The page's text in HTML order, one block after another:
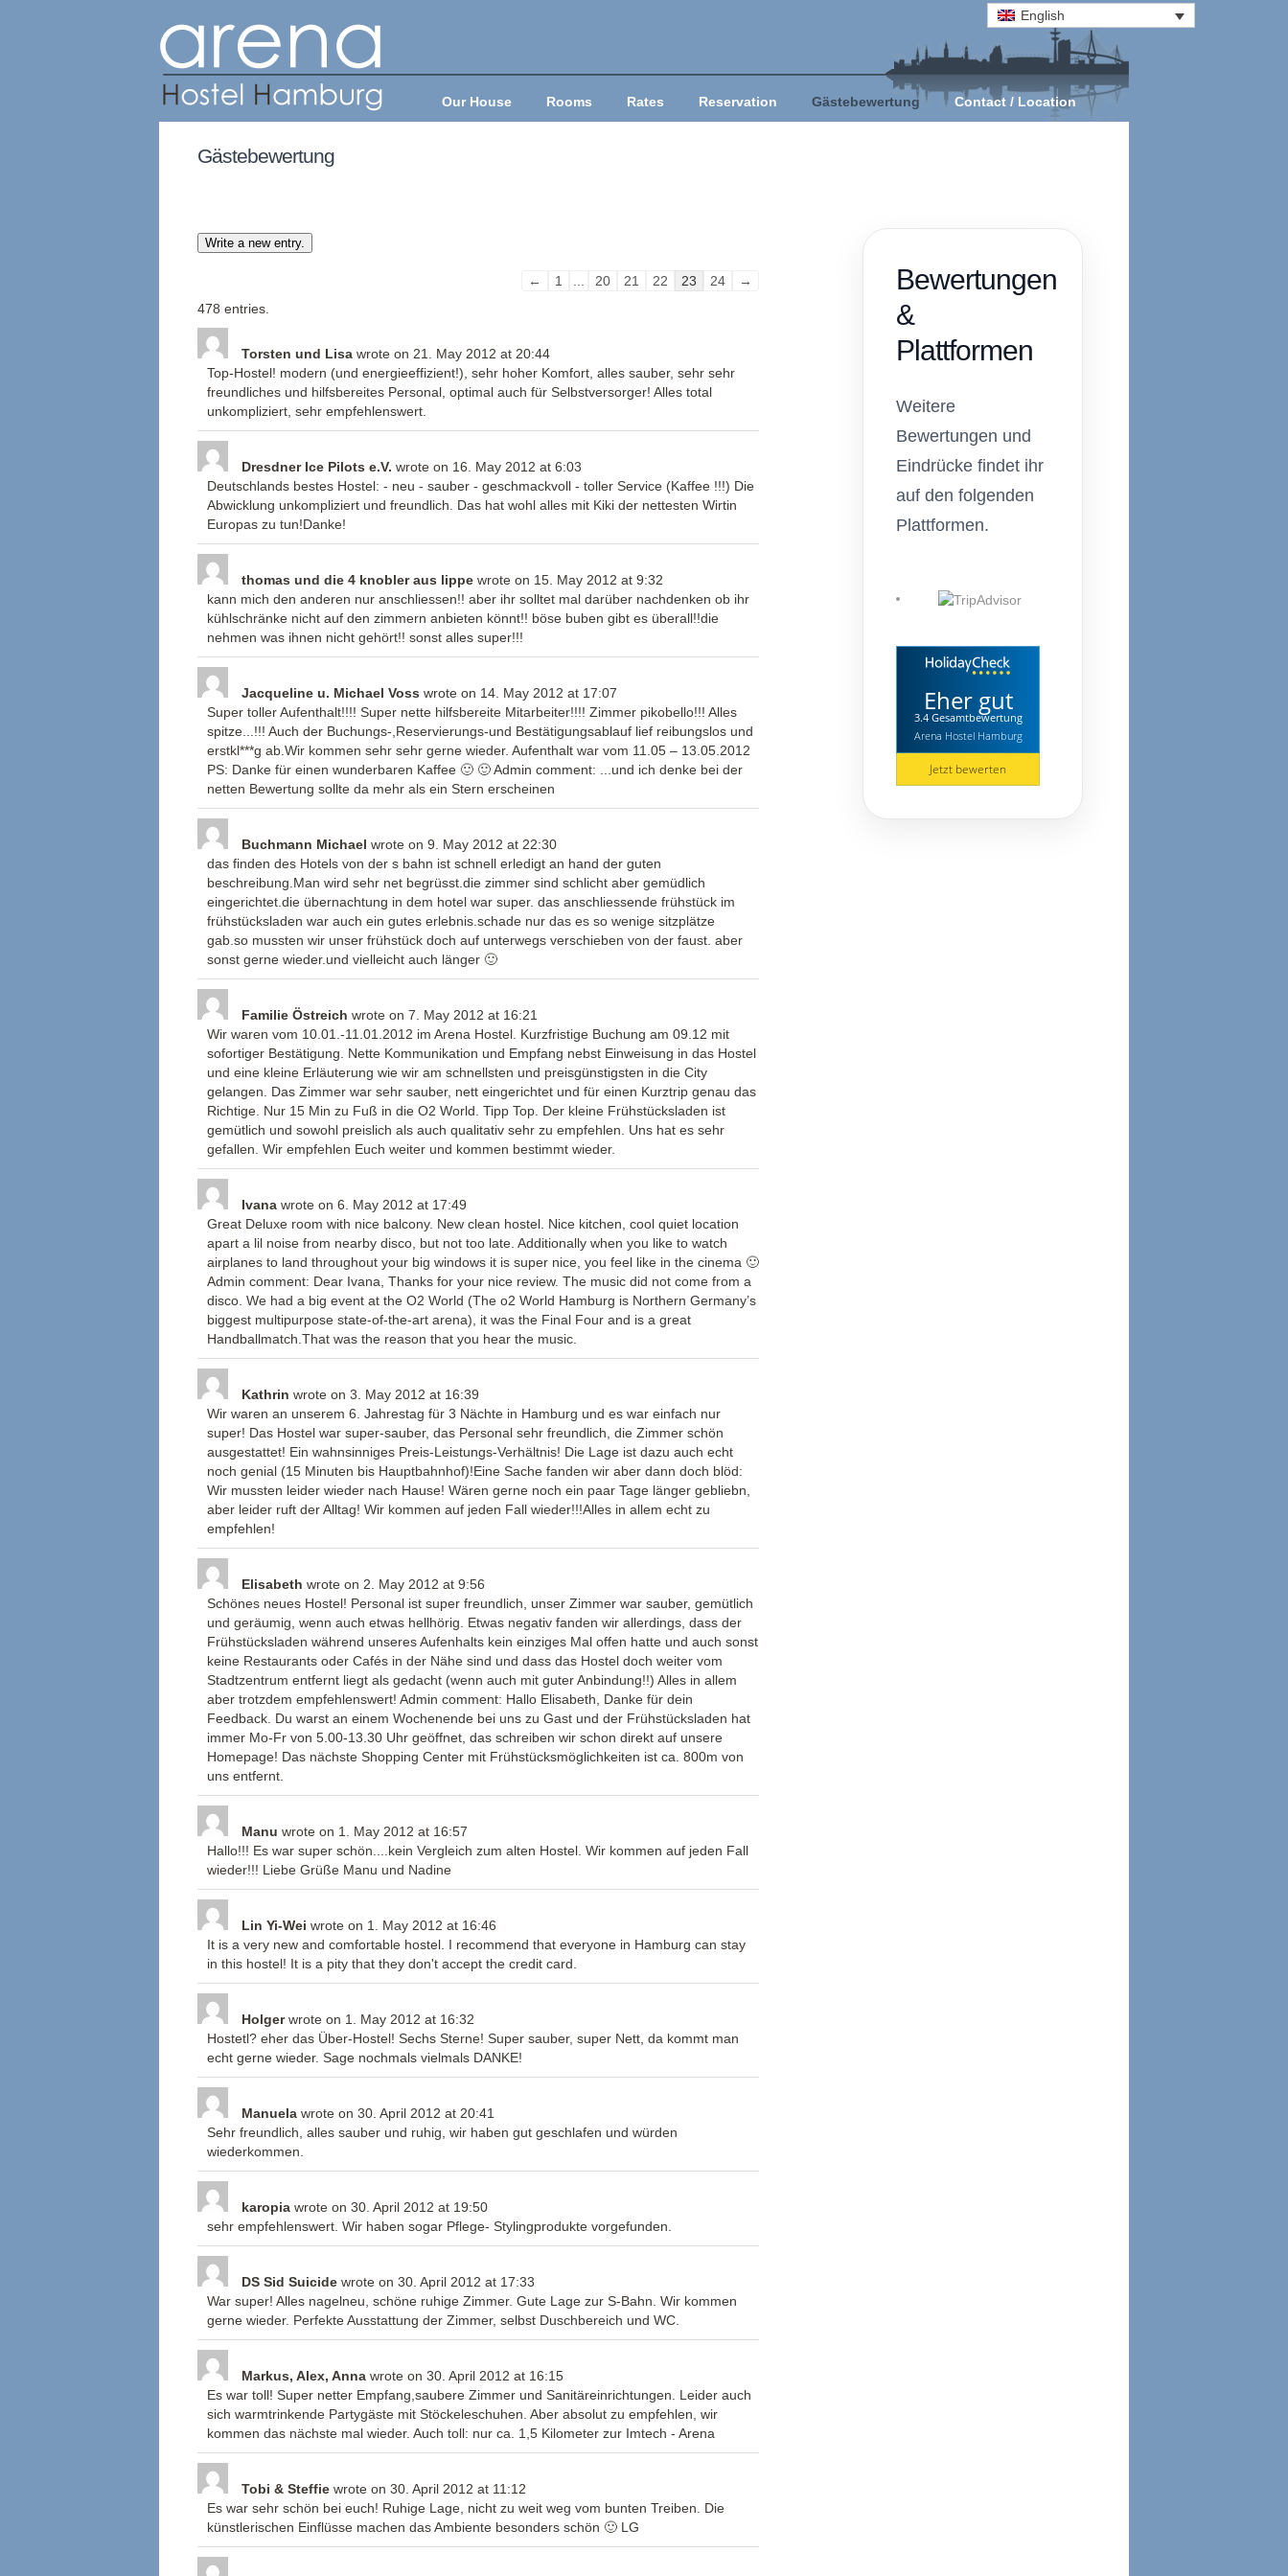
English
Our House Rooms Rates Reservation Gästebewertung Contact / Location
Gästebewertung
Guestbook
← 1 20 21 22 23 24
→
478 entries.
Torsten und Lisa wrote on 21. May 2012 at 20:44
Top-Hostel! modern (und energieeffizient!), sehr hoher Komfort, alles sauber, sehr sehr
freundliches und hilfsbereites Personal, optimal auch für Selbstversorger! Alles total
unkompliziert, sehr empfehlenswert.
Dresdner Ice Pilots e.V. wrote on 16. May 2012 at 6:03
Deutschlands bestes Hostel: - neu - sauber - geschmackvoll - toller Service (Kaffee !!!) Die
Abwicklung unkompliziert und freundlich. Das hat wohl alles mit Kiki der nettesten Wirtin
Europas zu tun!Danke!
thomas und die 4 knobler aus lippe wrote on 15. May 2012 at 9:32
kann mich den anderen nur anschliessen!! aber ihr solltet mal darüber nachdenken ob ihr
kühlschränke nicht auf den zimmern anbieten könnt!! böse buben gibt es überall!!die
nehmen was ihnen nicht gehört!! sonst alles super!!!
Jacqueline u. Michael Voss wrote on 14. May 2012 at 17:07
Super toller Aufenthalt!!!! Super nette hilfsbereite Mitarbeiter!!!! Zimmer pikobello!!! Alles
spitze...!!! Auch der Buchungs-,Reservierungs-und Bestätigungsablauf lief reibungslos und
erstkl***g ab.Wir kommen sehr sehr gerne wieder. Aufenthalt war vom 11.05 – 13.05.2012
PS: Danke für einen wunderbaren Kaffee 🙂 🙂 Admin comment: ...und ich denke bei der
netten Bewertung sollte da mehr als ein Stern erscheinen
Buchmann Michael wrote on 9. May 2012 at 22:30
das finden des Hotels von der s bahn ist schnell erledigt an hand der guten
beschreibung.Man wird sehr net begrüsst.die zimmer sind schlicht aber gemüdlich
eingerichtet.die übernachtung in dem hotel war super. das anschliessende frühstück im
frühstücksladen war auch ein gutes erlebnis.schade nur das es so wenige sitzplätze
gab.so mussten wir unser frühstück doch auf unterwegs verschieben von der faust. aber
sonst gerne wieder.und vielleicht auch länger 🙂
Familie Östreich wrote on 7. May 2012 at 16:21
Wir waren vom 10.01.-11.01.2012 im Arena Hostel. Kurzfristige Buchung am 09.12 mit
sofortiger Bestätigung. Nette Kommunikation und Empfang nebst Einweisung in das Hostel
und eine kleine Erläuterung wie wir am schnellsten und preisgünstigsten in die City
gelangen. Das Zimmer war sehr sauber, nett eingerichtet und für einen Kurztrip genau das
Richtige. Nur 15 Min zu Fuß in die O2 World. Tipp Top. Der kleine Frühstücksladen ist
gemütlich und sowohl preislich als auch qualitativ sehr zu empfehlen. Uns hat es sehr
gefallen. Wir empfehlen Euch weiter und kommen bestimmt wieder.
Ivana wrote on 6. May 2012 at 17:49
Great Deluxe room with nice balcony. New clean hostel. Nice kitchen, cool quiet location
apart a lil noise from nearby disco, but not too late. Additionally when you like to watch
airplanes to land throughout your big windows it is super nice, you feel like in the cinema 🙂
Admin comment: Dear Ivana, Thanks for your nice review. The music did not come from a
disco. We had a big event at the O2 World (The o2 World Hamburg is Northern Germany’s
biggest multipurpose state-of-the-art arena), it was the Final Four and is a great
Handballmatch.That was the reason that you hear the music.
Kathrin wrote on 3. May 2012 at 16:39
Wir waren an unserem 6. Jahrestag für 3 Nächte in Hamburg und es war einfach nur
super! Das Hostel war super-sauber, das Personal sehr freundlich, die Zimmer schön
ausgestattet! Ein wahnsinniges Preis-Leistungs-Verhältnis! Die Lage ist dazu auch echt
noch genial (15 Minuten bis Hauptbahnhof)!Eine Sache fanden wir aber dann doch blöd:
Wir mussten leider wieder nach Hause! Wären gerne noch ein paar Tage länger gebliebn,
aber leider ruft der Alltag! Wir kommen auf jeden Fall wieder!!!Alles in allem echt zu
empfehlen!
Elisabeth wrote on 2. May 2012 at 9:56
Schönes neues Hostel! Personal ist super freundlich, unser Zimmer war sauber, gemütlich
und geräumig, wenn auch etwas hellhörig. Etwas negativ fanden wir allerdings, dass der
Frühstücksladen während unseres Aufenhalts kein einziges Mal offen hatte und auch sonst
keine Restaurants oder Cafés in der Nähe sind und dass das Hostel doch weiter vom
Stadtzentrum entfernt liegt als gedacht (wenn auch mit guter Anbindung!!) Alles in allem
aber trotzdem empfehlenswert! Admin comment: Hallo Elisabeth, Danke für dein
Feedback. Du warst an einem Wochenende bei uns zu Gast und der Frühstücksladen hat
immer Mo-Fr von 5.00-13.30 Uhr geöffnet, das schreiben wir schon direkt auf unsere
Homepage! Das nächste Shopping Center mit Frühstücksmöglichkeiten ist ca. 800m von
uns entfernt.
Manu wrote on 1. May 2012 at 16:57
Hallo!!! Es war super schön....kein Vergleich zum alten Hostel. Wir kommen auf jeden Fall
wieder!!! Liebe Grüße Manu und Nadine
Lin Yi-Wei wrote on 1. May 2012 at 16:46
It is a very new and comfortable hostel. I recommend that everyone in Hamburg can stay
in this hostel! It is a pity that they don't accept the credit card.
Holgerwrote on 1. May 2012 at 16:32
Hostetl? eher das Über-Hostel! Sechs Sterne! Super sauber, super Nett, da kommt man
echt gerne wieder. Sage nochmals vielmals DANKE!
Manuela wrote on 30. April 2012 at 20:41
Sehr freundlich, alles sauber und ruhig, wir haben gut geschlafen und würden
wiederkommen.
karopia wrote on 30. April 2012 at 19:50
sehr empfehlenswert. Wir haben sogar Pflege- Stylingprodukte vorgefunden.
DS Sid Suicide wrote on 30. April 2012 at 17:33
War super! Alles nagelneu, schöne ruhige Zimmer. Gute Lage zur S-Bahn. Wir kommen
gerne wieder. Perfekte Ausstattung der Zimmer, selbst Duschbereich und WC.
Markus, Alex, Anna wrote on 30. April 2012 at 16:15
Es war toll! Super netter Empfang,saubere Zimmer und Sanitäreinrichtungen. Leider auch
sich warmtrinkende Partygäste mit Stöckeleschuhen. Aber absolut zu empfehlen, wir
kommen das nächste mal wieder. Auch toll: nur ca. 1,5 Kilometer zur Imtech - Arena
Tobi & Steffie wrote on 30. April 2012 at 11:12
Es war sehr schön bei euch! Ruhige Lage, nicht zu weit weg vom bunten Treiben. Die
künstlerischen Einflüsse machen das Ambiente besonders schön 🙂 LG
Bewertungen
&
Plattformen
Weitere
Bewertungen und
Eindrücke findet ihr
auf den folgenden
Plattformen.
Eher gut
3.4 Gesamtbewertung
Arena Hostel Hamburg
Jetzt bewerten